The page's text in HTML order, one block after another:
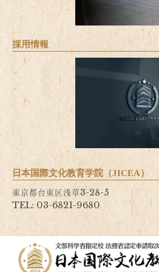
採用情報
日本国際文化教育学院（JICEA）
東京都台東区浅草3-28-5
TEL: 03-6821-9680